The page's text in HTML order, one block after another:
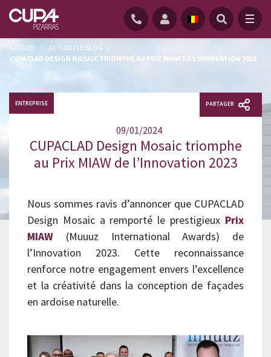
ACCUEIL / ACTUALITÉ BLOG
/
CUPACLAD DESIGN MOSAIC TRIOMPHE AU PRIX MIAW DE L’INNOVATION 2023
ENTREPRISE
09/01/2024
PARTAGER
CUPACLAD Design Mosaic triomphe
au Prix MIAW de l’Innovation 2023
Nous sommes ravis d’annoncer que CUPACLAD
Design Mosaic a remporté le prestigieux Prix
MIAW (Muuuz International Awards) de
l’Innovation 2023. Cette reconnaissance
renforce notre engagement envers l’excellence
et la créativité dans la conception de façades
en ardoise naturelle.